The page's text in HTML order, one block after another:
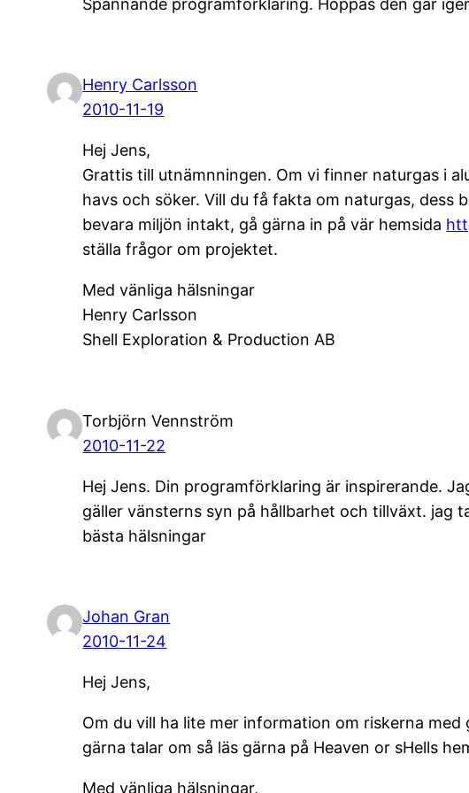
Spännande programförklaring. Hoppas den går
Henry Carlsson
2010-11-19
Hej Jens,
Grattis till utnämnningen. Om vi finner naturgas i
havs och söker. Vill du få fakta om naturgas,
bevara miljön intakt, gå gärna in på vär hemsida
ställa frågor om projektet.
Med vänliga hälsningar
Henry Carlsson
Shell Exploration & Production AB
Torbjörn Vennström
2010-11-22
Hej Jens. Din programförklaring är inspirerande.
gäller vänsterns syn på hållbarhet och tillväxt. jag
bästa hälsningar
Johan Gran
2010-11-24
Hej Jens,
Om du vill ha lite mer information om riskerna
gärna talar om så läs gärna på Heaven or sHells
Med vänliga hälsningar,